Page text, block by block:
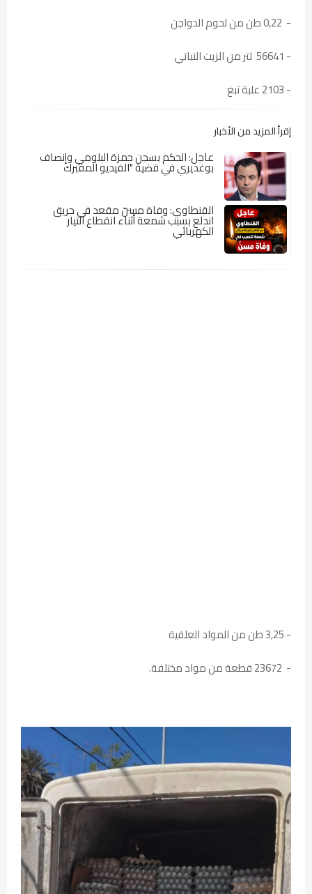
- 0,22 طن من لحوم الدواجن
- 56641 لتر من الزيت النباتي
- 2103 علبة تبغ
إقرأ المزيد من الأخبار
عاجل: الحكم بسجن حمزة البلومي وإنصاف
بوغديري في قضية "الفيديو المفبرك
القنطاوي: وفاة مسنّ مقعد في حريق
اندلع بسبب شمعة أثناء انقطاع التيار
الكهربائي
- 3,25 طن من المواد العلفية
- 23672 قطعة من مواد مختلفة.